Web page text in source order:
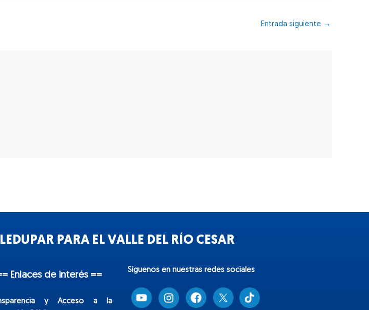
Entrada siguiente →
PARA EL VALLE DEL RÍO CESAR
Enlaces de interés ==
y Acceso a la
Síguenos en nuestras redes sociales
T
i